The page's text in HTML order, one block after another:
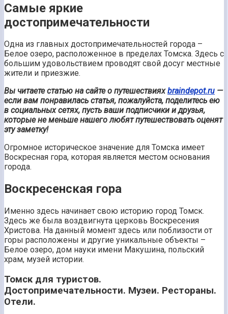
Самые яркие
достопримечательности
Одна из главных достопримечательностей города –
Белое озеро, расположенное в пределах Томска. Здесь с
большим удовольствием проводят свой досуг местные
жители и приезжие.
Вы читаете статью на сайте о путешествияхbraindepot.ru —
если вам понравилась статья, пожалуйста, поделитесь ею
в социальных сетях, пусть ваши подписчики и друзья,
которые не меньше нашего любят путешествовать оценят
эту заметку!
Огромное историческое значение для Томска имеет
Воскресная гора, которая является местом основания
города.
Воскресенская гора
Именно здесь начинает свою историю город Томск.
Здесь же была воздвигнута церковь Воскресения
Христова. На данный момент здесь или поблизости от
горы расположены и другие уникальные объекты –
Белое озеро, дом науки имени Макушина, польский
храм, музей истории.
Томск для туристов.
Достопримечательности. Музеи. Рестораны.
Отели.